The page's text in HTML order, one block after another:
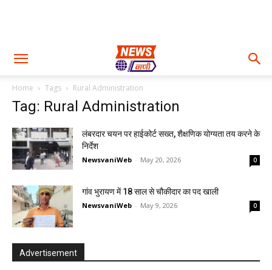
Home Tags Rural Administration
Tag: Rural Administration
लंबरदार चयन पर हाईकोर्ट सख्त, शैक्षणिक योग्यता तय करने के
निर्देश
NewsvaniWeb - May 20, 2026 0
गांव भुरायण में 18 साल से चौकीदार का पद खाली
NewsvaniWeb - May 9, 2026 0
Advertisement